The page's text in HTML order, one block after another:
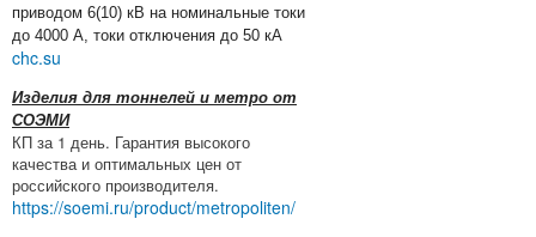
приводом 6(10) кВ на номинальные токи
до 4000 А, токи отключения до 50 кА
chc.su
Изделия для тоннелей и метро от
СОЭМИ
КП за 1 день. Гарантия высокого
качества и оптимальных цен от
российского производителя.
https://soemi.ru/product/metropoliten/